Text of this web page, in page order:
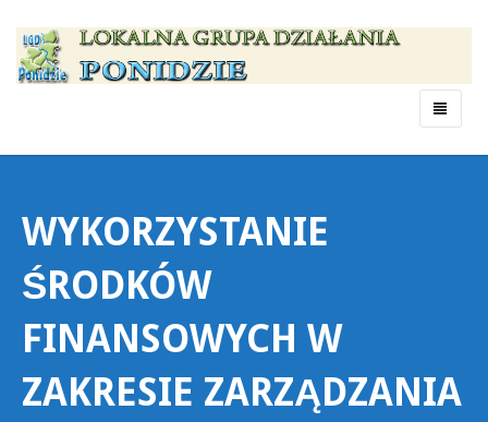
Menu
WYKORZYSTANIE
ŚRODKÓW
FINANSOWYCH W
ZAKRESIE ZARZĄDZANIA